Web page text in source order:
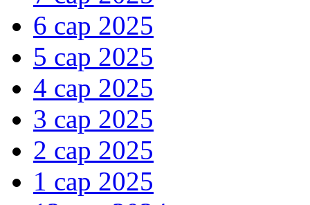
6 сар 2025
5 сар 2025
4 сар 2025
3 сар 2025
2 сар 2025
1 сар 2025